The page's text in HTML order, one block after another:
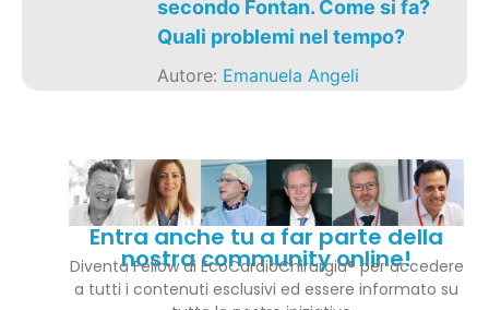
secondo Fontan. Come si fa?
Quali problemi nel tempo?
Autore: Emanuela Angeli
Entra anche tu a far parte della
nostra community online!
Diventa Fellow di EcoCardioChirurgia® per accedere
a tutti i contenuti esclusivi ed essere informato su